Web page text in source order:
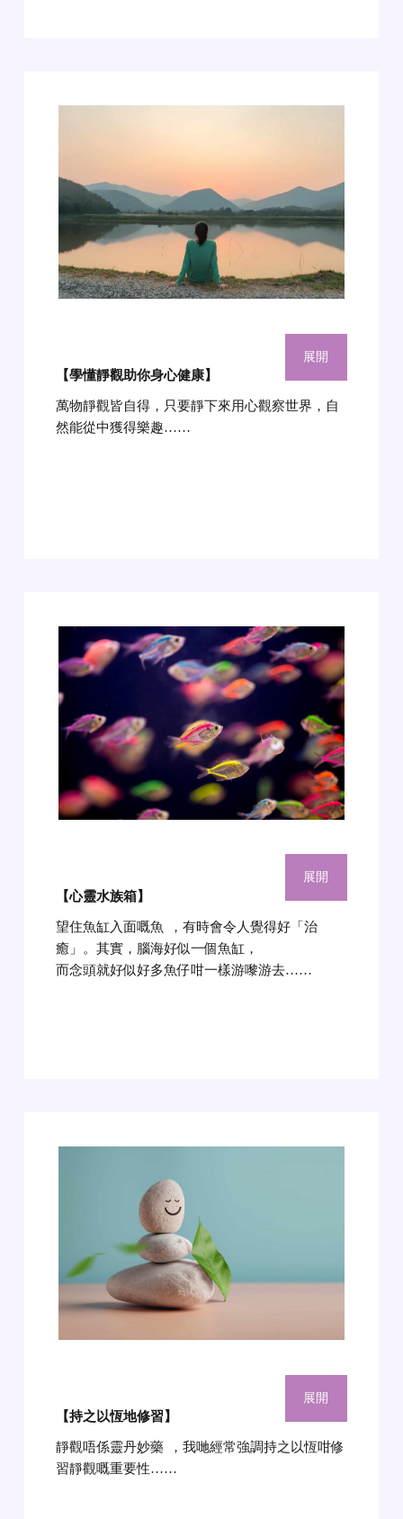
【學懂靜觀助你身心健康】
萬物靜觀皆自得，只要靜下來用心觀察世界，自
然能從中獲得樂趣……
展開
【心靈水族箱】
望住魚缸入面嘅魚
，有時會令人覺得好「治
癒」。其實，腦海好似一個魚缸，
而念頭就好似好多魚仔咁一樣游嚟游去……
展開
【持之以恆地修習 】
靜觀唔係靈丹妙藥
，我哋經常強調持之以恆咁修
習靜觀嘅重要性……
展開